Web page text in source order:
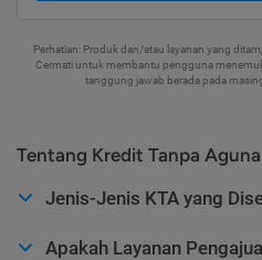
Perhatian: Produk dan/atau layanan yang
Cermati untuk membantu pengguna
tanggung jawab berada pada
Tentang Kredit Tanpa
Jenis-Jenis KTA yang
Apakah Layanan